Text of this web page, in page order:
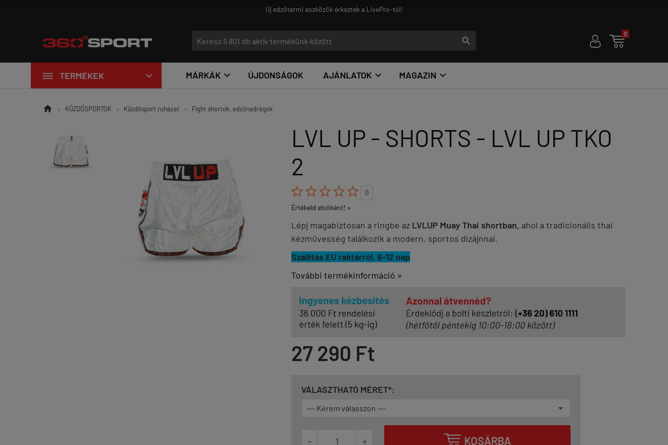
S U 
0
 TERMÉKEK  MÁRKÁK  ÚJDONSÁGOK AJÁNLATOK  MAGAZIN 
 » KÜZDŐSPORTOK » Küzdősport ruházat » Fight shortok, edzőnadrágok
LVL UP - SHORTS - LVL UP TKO
2

0
Értékeld elsőként! »
Lépj magabiztosan a ringbe az LVLUP Muay Thai shortban, ahol a tradicionális thai
kézművesség találkozik a modern, sportos dizájnnal.
Szállítás EU raktárról, 6-12 nap
További termékinformáció »
27 290 Ft
VÁLASZTHATÓ MÉRET*:
   KOSÁRBA